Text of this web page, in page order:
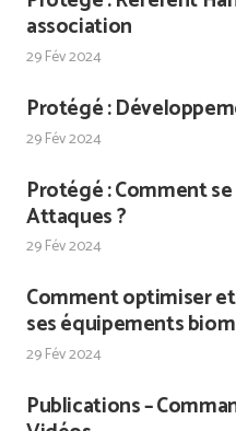
association
29 Fév 2024
Protégé :
29 Fév 2024
Protégé : Comment
Attaques ?
29 Fév 2024
Comment optimiser
ses équipements
29 Fév 2024
Publications –